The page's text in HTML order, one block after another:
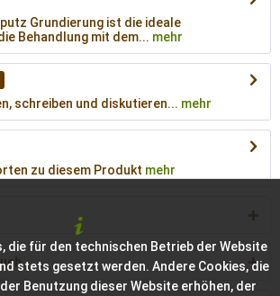
Grundierung ist die ideale
Behandlung mit dem... mehr
schreiben und diskutieren... mehr
zu diesem Produkt mehr
die für den technischen Betrieb der Website
stets gesetzt werden. Andere Cookies, die
Benutzung dieser Website erhöhen, der